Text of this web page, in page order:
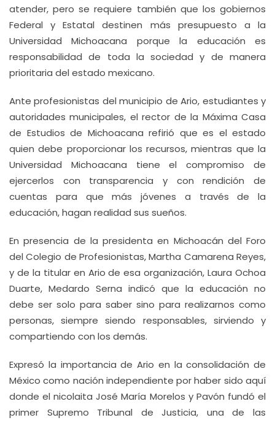
atender, pero se requiere también que los gobiernos
Federal y Estatal destinen más presupuesto a la
Universidad Michoacana porque la educación es
responsabilidad de toda la sociedad y de manera
prioritaria del estado mexicano.
Ante profesionistas del municipio de Ario, estudiantes y
autoridades municipales, el rector de la Máxima Casa
de Estudios de Michoacana refirió que es el estado
quien debe proporcionar los recursos, mientras que la
Universidad Michoacana tiene el compromiso de
ejercerlos con transparencia y con rendición de
cuentas para que más jóvenes a través de la
educación, hagan realidad sus sueños.
En presencia de la presidenta en Michoacán del Foro
del Colegio de Profesionistas, Martha Camarena Reyes,
y de la titular en Ario de esa organización, Laura Ochoa
Duarte, Medardo Serna indicó que la educación no
debe ser solo para saber sino para realizarnos como
personas, siempre siendo responsables, sirviendo y
compartiendo con los demás.
Expresó la importancia de Ario en la consolidación de
México como nación independiente por haber sido aquí
donde el nicolaita José María Morelos y Pavón fundó el
primer Supremo Tribunal de Justicia, una de las